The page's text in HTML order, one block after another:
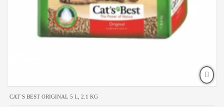
CAT`S BEST ORIGINAL 5 L, 2.1 KG